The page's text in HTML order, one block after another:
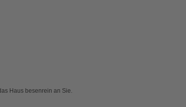
Haus besenrein an Sie.